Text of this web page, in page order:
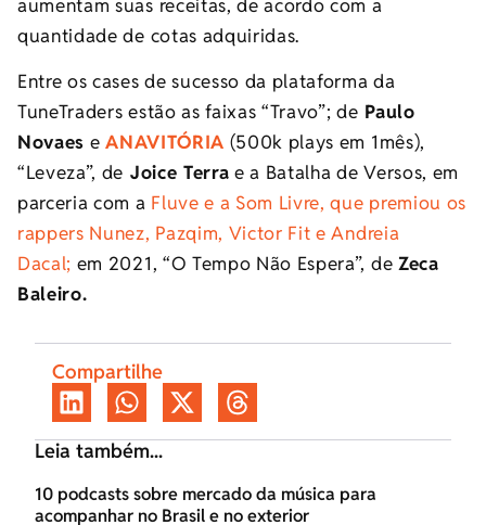
aumentam suas receitas, de acordo com a
quantidade de cotas adquiridas.
Entre os cases de sucesso da plataforma da
TuneTraders estão as faixas “Travo”; de Paulo
Novaes eANAVITÓRIA (500k plays em 1mês),
“Leveza”, de Joice Terra e a Batalha de Versos, em
parceria com a Fluve e a Som Livre, que premiou os
rappers Nunez, Pazqim, Victor Fit e Andreia
Dacal; em 2021, “O Tempo Não Espera”, de Zeca
Baleiro.
Compartilhe
Leia também...
10 podcasts sobre mercado da música para
acompanhar no Brasil e no exterior